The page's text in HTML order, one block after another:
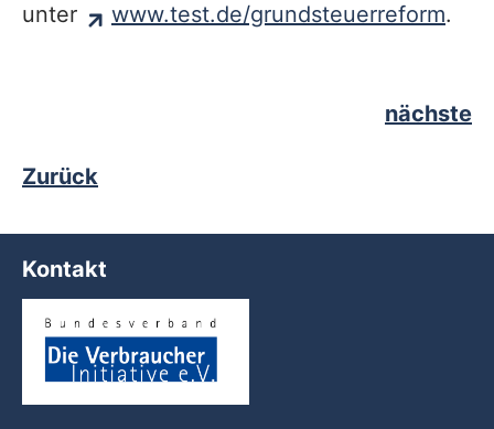
unter
www.test.de/grundsteuerreform.
nächste
Zurück
Kontakt